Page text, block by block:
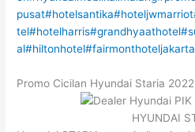
pusat#hotelsantika#hoteljwmarriot
tel#hotelharris#grandhyaathotel
al#hiltonhotel#fairmonthoteljakarta
Promo Cicilan Hyundai Staria 2022
HYUNDAI